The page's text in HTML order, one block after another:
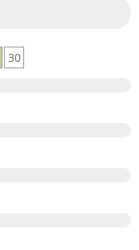
30